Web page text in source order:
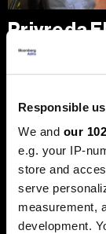
Responsible
We and our
e.g. your IP-
store and
serve
measurement,
development.
Privreda
posto, ali
dvostruko
Udruženja
Od ukupno
posto čine
ukupnih prihoda